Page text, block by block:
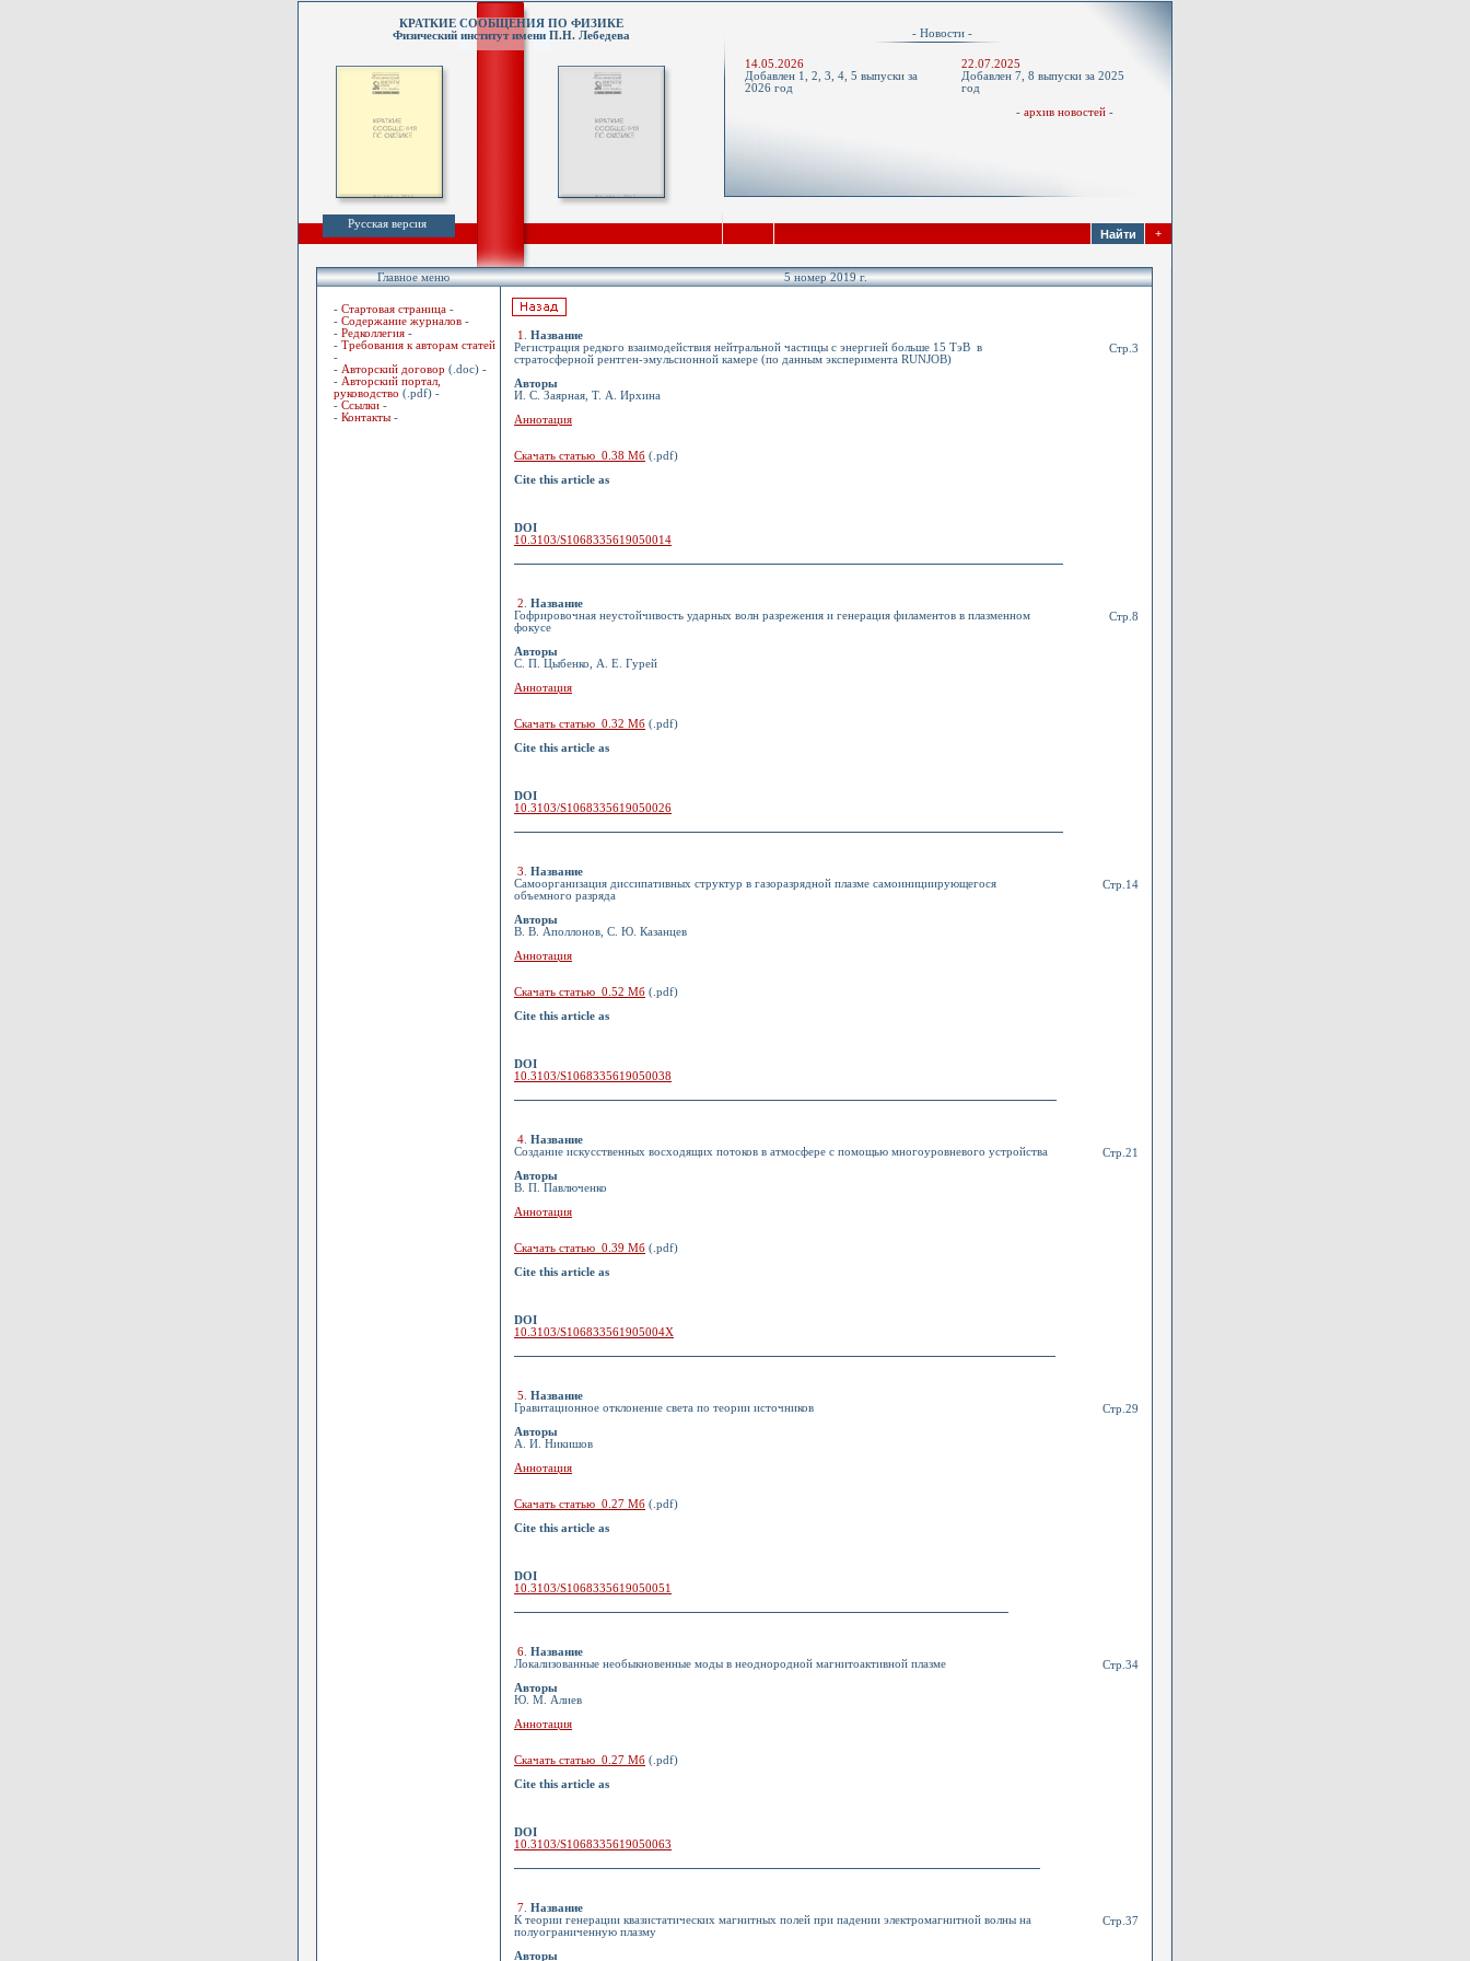
КРАТКИЕ СООБЩЕНИЯ ПО ФИЗИКЕ
Физический институт имени П.Н. Лебедева
- Новости -
14.05.2026
Добавлен 1, 2, 3, 4, 5 выпуски за
2026 год
22.07.2025
Добавлен 7, 8 выпуски за 2025
год
- архив новостей -
Русская версия
+
Главное меню 5 номер 2019 г.
- Стартовая страница -
- Содержание журналов -
- Редколлегия -
- Требования к авторам статей
-
- Авторский договор (.doc) -
- Авторский портал,
руководство (.pdf) -
- Ссылки -
- Контакты -
1
Название
Регистрация редкого взаимодействия нейтральной частицы с энергией больше 15 ТэВ в
стратосферной рентген-эмульсионной камере (по данным эксперимента RUNJOB)
Авторы
И. С. Заярная, Т. А. Ирхина
Аннотация
Скачать статью 0.38 Мб (.pdf)
Cite this article as
DOI
10.3103/S1068335619050014
Стр.3
2
Название
Гофрировочная неустойчивость ударных волн разрежения и генерация филаментов в плазменном
фокусе
Авторы
С. П. Цыбенко, А. Е. Гурей
Аннотация
Скачать статью 0.32 Мб (.pdf)
Cite this article as
DOI
10.3103/S1068335619050026
Стр.8
3
Название
Самоорганизация диссипативных структур в газоразрядной плазме самоинициирующегося
объемного разряда
Авторы
В. В. Аполлонов, С. Ю. Казанцев
Аннотация
Скачать статью 0.52 Мб (.pdf)
Cite this article as
DOI
10.3103/S1068335619050038
Стр.14
4 Название
Создание искусственных восходящих потоков в атмосфере с помощью многоуровневого устройства
Авторы
В. П. Павлюченко
Аннотация
Скачать статью 0.39 Мб (.pdf)
Cite this article as
DOI
10.3103/S106833561905004X
Стр.21
5
Название
Гравитационное отклонение света по теории источников
Авторы
А. И. Никишов
Аннотация
Скачать статью 0.27 Мб (.pdf)
Cite this article as
DOI
10.3103/S1068335619050051
Стр.29
6 Название
Локализованные необыкновенные моды в неоднородной магнитоактивной плазме
Авторы
Ю. М. Алиев
Аннотация
Скачать статью 0.27 Мб (.pdf)
Cite this article as
DOI
10.3103/S1068335619050063
Стр.34
7 Название
К теории генерации квазистатических магнитных полей при падении электромагнитной волны на
полуограниченную плазму
Авторы
Стр.37